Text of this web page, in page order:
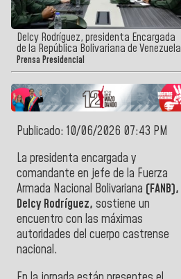
Delcy Rodríguez, presidenta Encargada
de la República Bolivariana de Venezuela
Prensa Presidencial
Publicado: 10/06/2026 07:43 PM
La presidenta encargada y
comandante en jefe de la Fuerza
Armada Nacional Bolivariana (FANB),
Delcy Rodríguez, sostiene un
encuentro con las máximas
autoridades del cuerpo castrense
nacional.